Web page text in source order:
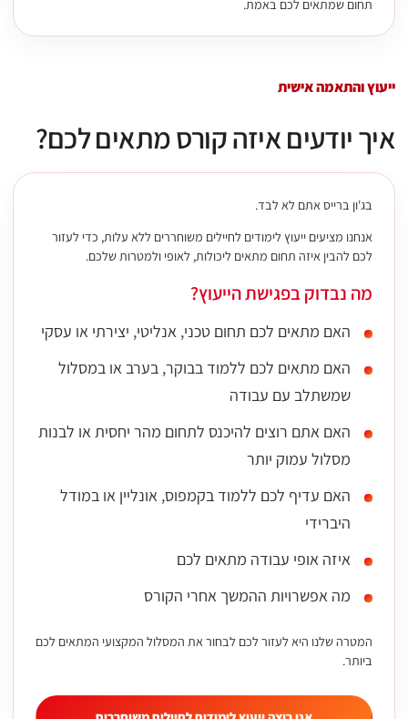
תחום שמתאים לכם באמת.
ייעוץ והתאמה אישית
איך יודעים איזה קורס מתאים לכם?
בג'ון ברייס אתם לא לבד.
אנחנו מציעים ייעוץ לימודים לחיילים משוחררים ללא עלות, כדי לעזור
לכם להבין איזה תחום מתאים ליכולות, לאופי ולמטרות שלכם.
מה נבדוק בפגישת הייעוץ?
האם מתאים לכם תחום טכני, אנליטי, יצירתי או עסקי
האם מתאים לכם ללמוד בבוקר, בערב או במסלול
שמשתלב עם עבודה
האם אתם רוצים להיכנס לתחום מהר יחסית או לבנות
מסלול עמוק יותר
האם עדיף לכם ללמוד בקמפוס, אונליין או במודל
היברידי
איזה אופי עבודה מתאים לכם
מה אפשרויות ההמשך אחרי הקורס
המטרה שלנו היא לעזור לכם לבחור את המסלול המקצועי המתאים לכם
ביותר.